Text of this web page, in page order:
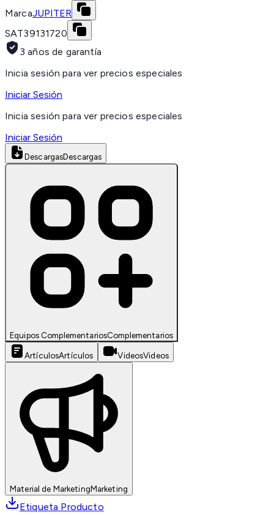
MarcaJUPITER
SAT39131720
3 años de garantía
Inicia sesión para ver precios especiales
Iniciar Sesión
Inicia sesión para ver precios especiales
Iniciar Sesión
DescargasDescargas
Equipos ComplementariosComplementarios
ArtículosArtículos VideosVideos
Material de MarketingMarketing
Etiqueta Producto